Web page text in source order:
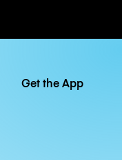
Get the App